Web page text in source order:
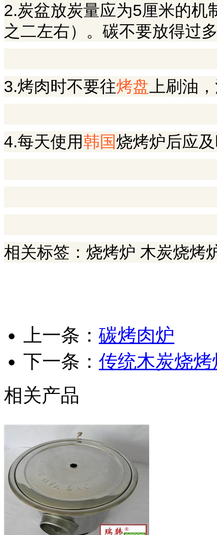
2.炭盆放炭量应为5厘米的机
之二左右）。碳不要放得过
3.烤肉时不要往烤盘 上刷油
4.每天使用韩国烧烤炉后应
相关标签： 烧烤炉 木炭烧烤
上一条： 碳烤肉炉
下一条： 传统木炭烧烤
相关产品